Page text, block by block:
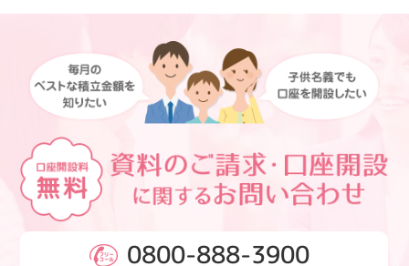
0800-888-3900